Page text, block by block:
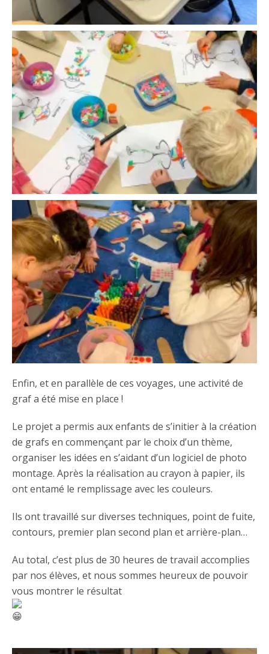
Enfin, et en parallèle de ces voyages, une activité de
graf a été mise en place !
Le projet a permis aux enfants de s’initier à la création
de grafs en commençant par le choix d’un thème,
organiser les idées en s’aidant d’un logiciel de photo
montage. Après la réalisation au crayon à papier, ils
ont entamé le remplissage avec les couleurs.
Ils ont travaillé sur diverses techniques, point de fuite,
contours, premier plan second plan et arrière-plan…
Au total, c’est plus de 30 heures de travail accomplies
par nos élèves, et nous sommes heureux de pouvoir
vous montrer le résultat